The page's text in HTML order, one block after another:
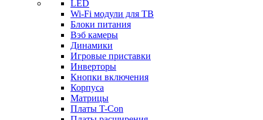
LED
Wi-Fi модули для ТВ
Блоки питания
Вэб камеры
Динамики
Игровые приставки
Инверторы
Кнопки включения
Корпуса
Матрицы
Платы T-Con